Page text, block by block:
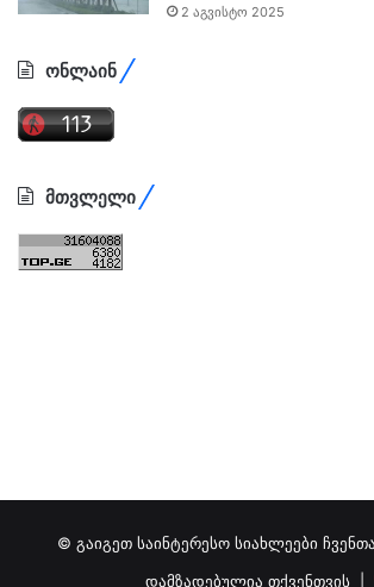
2 აგვისტო 2025
ონლაინ
მთვლელი
© გაიგეთ საინტერესო სიახლეები
დამზადებულია თქვენთვის |